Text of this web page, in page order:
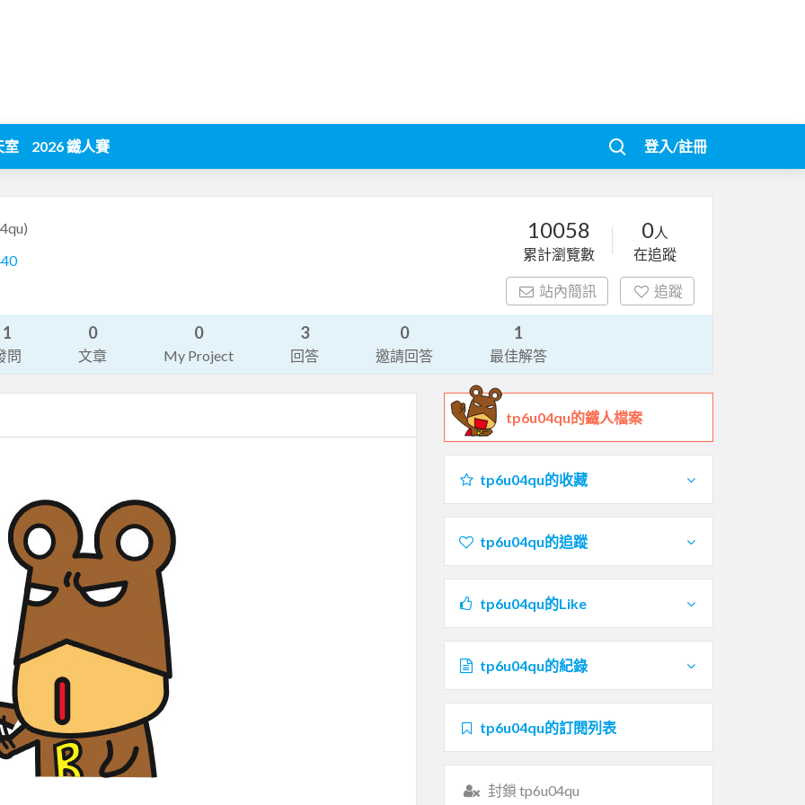
室 2026 鐵人賽 登入/註冊
10058
累計瀏覽數
0人
在追蹤
站內簡訊 追蹤
1
問
0
文章
0
My Project
3
回答
0
邀請回答
1
最佳解答
tp6u04qu的鐵人檔案
tp6u04qu的收藏
tp6u04qu的追蹤
tp6u04qu的Like
tp6u04qu的紀錄
tp6u04qu的訂閱列表
封鎖 tp6u04qu